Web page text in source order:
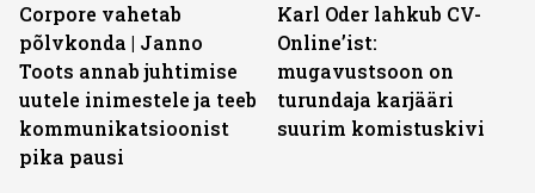
Corpore vahetab
põlvkonda | Janno
Toots annab juhtimise
uutele inimestele ja teeb
kommunikatsioonist
pika pausi
Karl Oder lahkub CV-
Online’ist:
mugavustsoon on
turundaja karjääri
suurim komistuskivi